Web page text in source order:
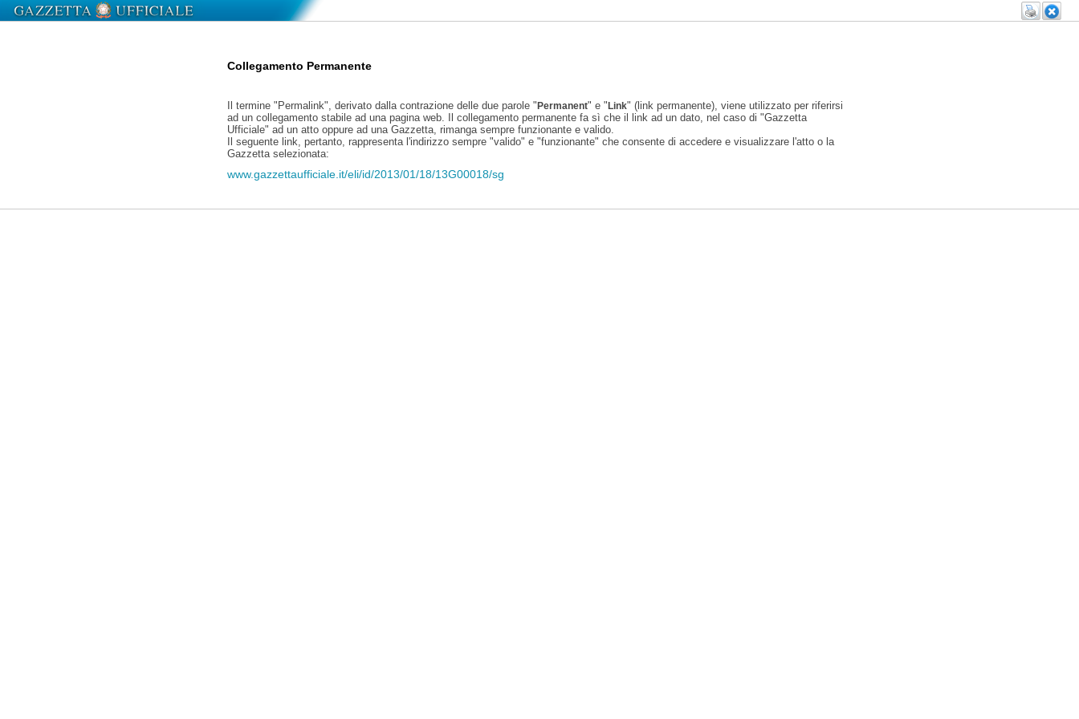
Collegamento Permanente
Il termine "Permalink", derivato dalla contrazione delle due parole "Permanent" e "Link" (link permanente), viene utilizzato per riferirsi
ad un collegamento stabile ad una pagina web. Il collegamento permanente fa sì che il link ad un dato, nel caso di "Gazzetta
Ufficiale" ad un atto oppure ad una Gazzetta, rimanga sempre funzionante e valido.
Il seguente link, pertanto, rappresenta l'indirizzo sempre "valido" e "funzionante" che consente di accedere e visualizzare l'atto o la
Gazzetta selezionata:
www.gazzettaufficiale.it/eli/id/2013/01/18/13G00018/sg